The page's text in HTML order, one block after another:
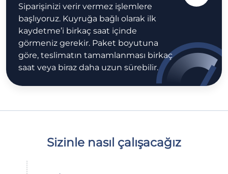
Siparişinizi verir vermez işlemlere
başlıyoruz. Kuyruğa bağlı olarak ilk
kaydetme’i birkaç saat içinde
görmeniz gerekir. Paket boyutuna
göre, teslimatın tamamlanması birkaç
saat veya biraz daha uzun sürebilir.
Sizinle nasıl çalışacağız